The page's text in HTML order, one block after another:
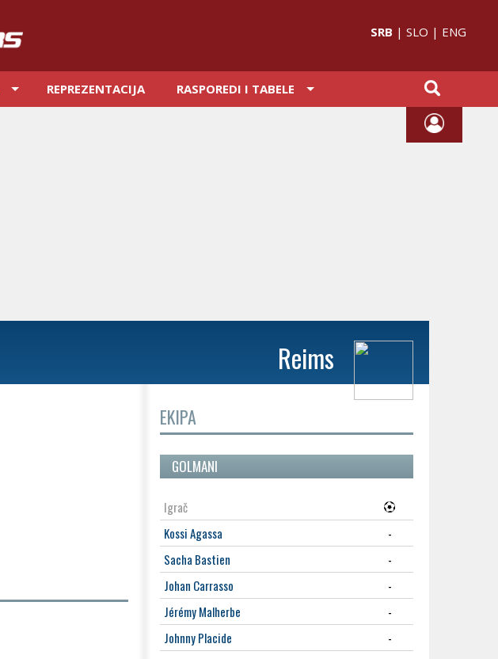
SRB | SLO | ENG
REPREZENTACIJA RASPOREDI I TABELE
EKIPA
GOLMANI
Igrač
Kossi Agassa
-
Sacha Bastien
-
Johan Carrasso
-
Jérémy Malherbe
-
Johnny Placide
-
Reims